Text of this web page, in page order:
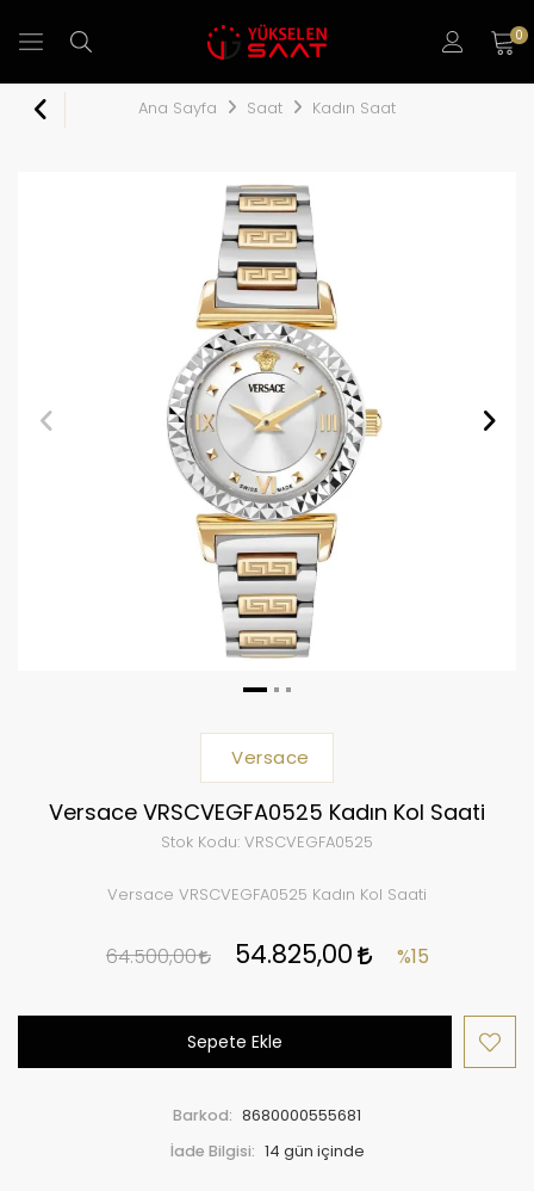
0
Ana Sayfa Saat Kadın Saat
Versace
Versace VRSCVEGFA0525 Kadın Kol Saati
Stok Kodu: VRSCVEGFA0525
Versace VRSCVEGFA0525 Kadın Kol Saati
64.500,00 54.825,00 %15
Sepete Ekle
Barkod: 8680000555681
İade Bilgisi: